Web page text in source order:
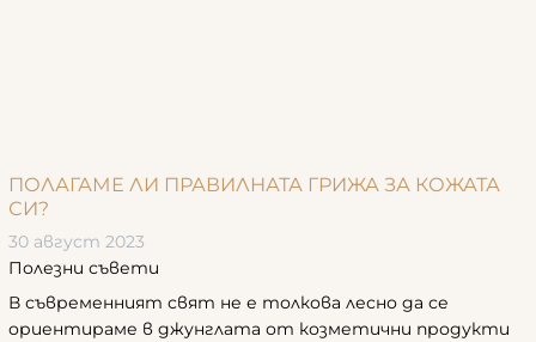
ПОЛАГАМЕ ЛИ ПРАВИЛНАТА ГРИЖА ЗА КОЖАТА
СИ?
30 август 2023
Полезни съвети
В съвременният свят не е толкова лесно да се
ориентираме в джунглата от козметични продукти